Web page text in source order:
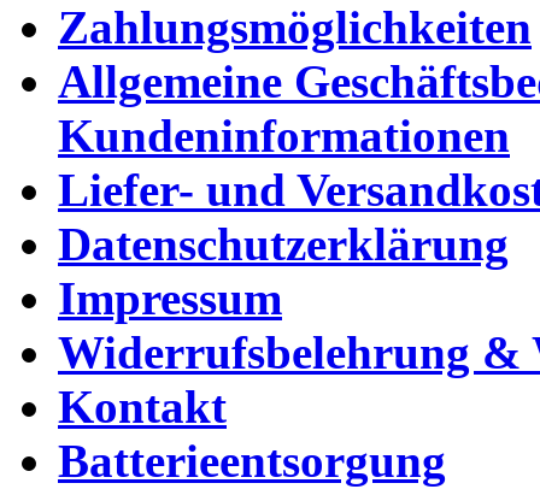
Zahlungsmöglichkeiten
Allgemeine
Kundeninformationen
Liefer- und
Datenschutzerklärung
Impressum
Widerrufsbelehrung
Kontakt
Batterieentsorgung